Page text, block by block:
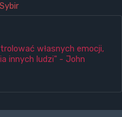
Sybir
własnych emocji,
innych ludzi" - John